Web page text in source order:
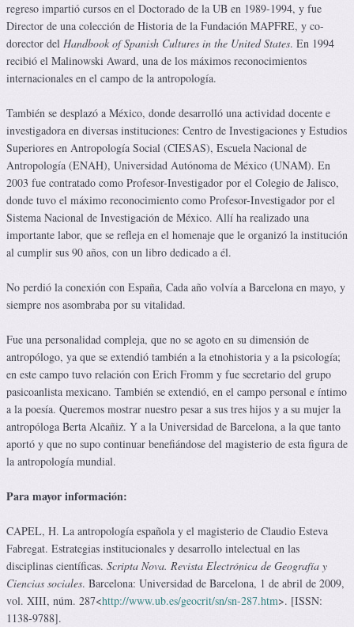
regreso impartió cursos en el Doctorado de la UB en 1989-1994, y fue
Director de una colección de Historia de la Fundación MAPFRE, y co-
dorector del Handbook of Spanish Cultures in the United States. En 1994
recibió el Malinowski Award, una de los máximos reconocimientos
internacionales en el campo de la antropología.
También se desplazó a México, donde desarrolló una actividad docente e
investigadora en diversas instituciones: Centro de Investigaciones y Estudios
Superiores en Antropología Social (CIESAS), Escuela Nacional de
Antropología (ENAH), Universidad Autónoma de México (UNAM). En
2003 fue contratado como Profesor-Investigador por el Colegio de Jalisco,
donde tuvo el máximo reconocimiento como Profesor-Investigador por el
Sistema Nacional de Investigación de México. Allí ha realizado una
importante labor, que se refleja en el homenaje que le organizó la institución
al cumplir sus 90 años, con un libro dedicado a él.
No perdió la conexión con España, Cada año volvía a Barcelona en mayo, y
siempre nos asombraba por su vitalidad.
Fue una personalidad compleja, que no se agoto en su dimensión de
antropólogo, ya que se extendió también a la etnohistoria y a la psicología;
en este campo tuvo relación con Erich Fromm y fue secretario del grupo
pasicoanlista mexicano. También se extendió, en el campo personal e íntimo
a la poesía. Queremos mostrar nuestro pesar a sus tres hijos y a su mujer la
antropóloga Berta Alcañiz. Y a la Universidad de Barcelona, a la que tanto
aportó y que no supo continuar benefiándose del magisterio de esta figura de
la antropología mundial.
Para mayor información:
CAPEL, H. La antropología española y el magisterio de Claudio Esteva
Fabregat. Estrategias institucionales y desarrollo intelectual en las
disciplinas científicas. Scripta Nova. Revista Electrónica de Geografía y
Ciencias sociales. Barcelona: Universidad de Barcelona, 1 de abril de 2009,
vol. XIII, núm. 287<http://www.ub.es/geocrit/sn/sn-287.htm>. [ISSN:
1138-9788].